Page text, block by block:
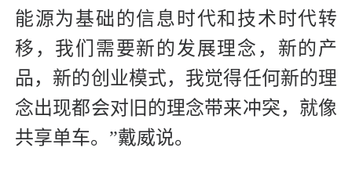
能源为基础的信息时代和技术时代转
移，我们需要新的发展理念，新的产
品，新的创业模式，我觉得任何新的理
念出现都会对旧的理念带来冲突，就像
共享单车。”戴威说。